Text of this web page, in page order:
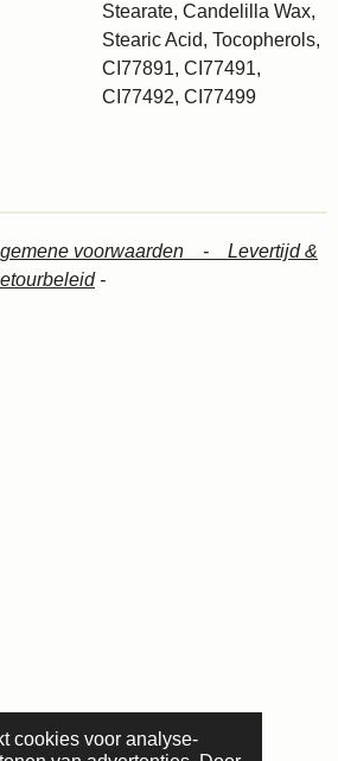
cookies voor analyse-
Stearate, Candelilla Wax,
Stearic Acid, Tocopherols,
CI77891, CI77491,
CI77492, CI77499
voorwaarden - Levertijd &
-